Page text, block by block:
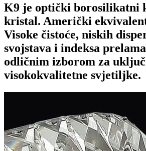
K9 je optički borosilikatni
kristal. Američki
Visoke čistoće, niskih
svojstava i indeksa
odličnim izborom za
visokokvalitetne svjetiljke.